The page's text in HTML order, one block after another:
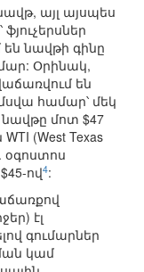
այլ այսպես
են նավթի գինը
Օրինակ,
են
համար՝ մեկ
նավթը մոտ $47
(West Texas
օգոստոս
ով4:
էլ
գումարներ
կամ